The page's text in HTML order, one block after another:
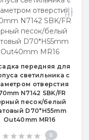
передняя для
светильника с
отверстия
N7142 SBK/FR
песок/белый
D70*H55mm
Out40mm MR16
0